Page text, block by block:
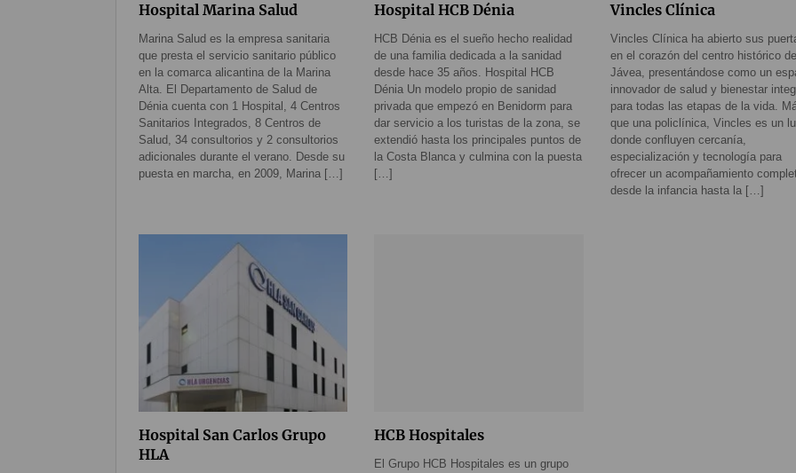
Hospital Marina Salud
Marina Salud es la empresa sanitaria
que presta el servicio sanitario público
en la comarca alicantina de la Marina
Alta. El Departamento de Salud de
Dénia cuenta con 1 Hospital, 4 Centros
Sanitarios Integrados, 8 Centros de
Salud, 34 consultorios y 2 consultorios
adicionales durante el verano. Desde su
puesta en marcha, en 2009, Marina […]
Hospital HCB Dénia
HCB Dénia es el sueño hecho realidad
de una familia dedicada a la sanidad
desde hace 35 años. Hospital HCB
Dénia Un modelo propio de sanidad
privada que empezó en Benidorm para
dar servicio a los turistas de la zona, se
extendió hasta los principales puntos de
la Costa Blanca y culmina con la puesta
[…]
Vincles Clínica
Vincles Clínica ha abierto sus
en el corazón del centro histórico de
Jávea, presentándose como un
innovador de salud y bienestar
para todas las etapas de la vida.
que una policlínica, Vincles es un
donde confluyen cercanía,
especialización y tecnología para
ofrecer un acompañamiento
desde la infancia hasta la […]
Hospital San Carlos Grupo
HLA
HCB Hospitales
El Grupo HCB Hospitales es un grupo